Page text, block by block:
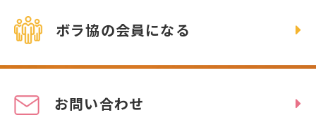
ボラ協の会員になる
お問い合わせ